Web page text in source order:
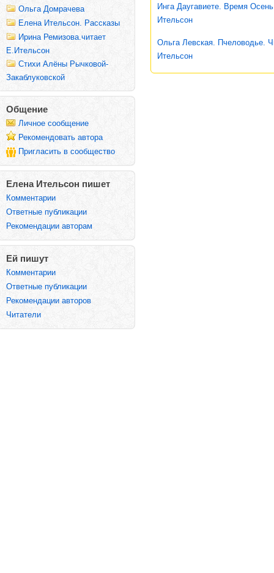
Ольга Домрачева
Елена Ительсон. Рассказы
Ирина Ремизова.читает
Е.Ительсон
Стихи Алёны Рычковой-
Закаблуковской
Общение
Личное сообщение
Рекомендовать автора
Пригласить в сообщество
Елена Ительсон пишет
Комментарии
Ответные публикации
Рекомендации авторам
Ей пишут
Комментарии
Ответные публикации
Рекомендации авторов
Читатели
Инга Даугавиете. Время
Ительсон
Ольга Левская. Пчеловодье.
Ительсон